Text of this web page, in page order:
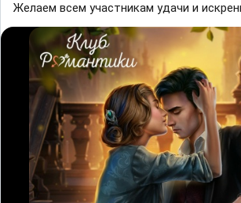
Желаем всем участникам удачи и